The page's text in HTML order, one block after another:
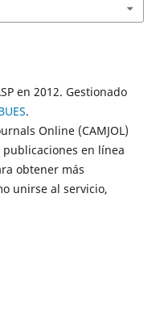
en 2012. Gestionado
.
Online (CAMJOL)
en línea
obtener más
unirse al servicio,